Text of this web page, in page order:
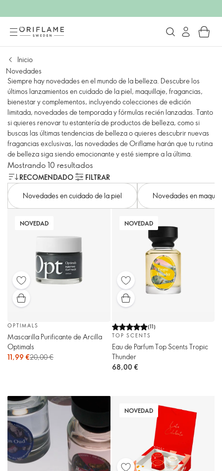
Inicio
Novedades
Siempre hay novedades en el mundo de la belleza. Descubre los
últimos lanzamientos en cuidado de la piel, maquillaje, fragancias,
bienestar y complementos, incluyendo colecciones de edición
limitada, novedades de temporada y fórmulas recién lanzadas. Tanto
si quieres renovar tu estantería de productos de belleza, como si
buscas las últimas tendencias de belleza o quieres descubrir nuevas
fragancias exclusivas, las novedades de Oriflame harán que tu rutina
de belleza siga siendo emocionante y esté siempre a la última.
Mostrando 10 resultados
RECOMENDADO
FILTRAR
Novedades en cuidado de la piel
Novedades en
NOVEDAD
OPTIMALS
Mascarilla Purificante de Arcilla
Optimals
11,99 €20,00 €
NOVEDAD
(11)
TOP SCENTS
Eau de Parfum Top Scents Tropic
Thunder
68,00 €
NOVEDAD